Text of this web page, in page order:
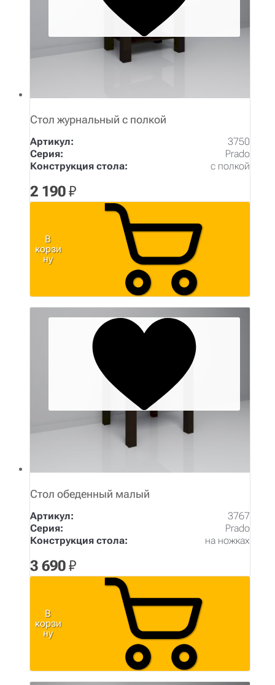
Стол журнальный с полкой
Артикул:
3750
Серия:
Prado
Конструкция стола:
с полкой
2 190₽
В
корзи
ну
Стол обеденный малый
Артикул:
3767
Серия:
Prado
Конструкция стола:
на ножках
3 690₽
В
корзи
ну